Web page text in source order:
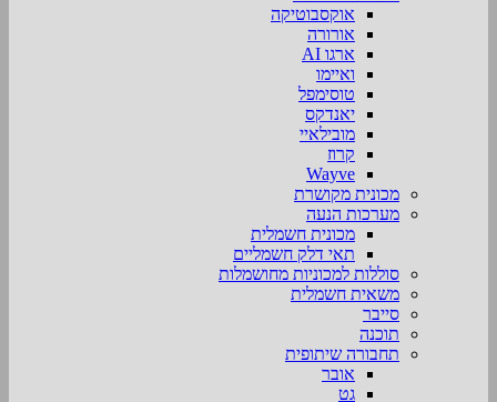
אוקסבוטיקה
אורורה
ארגו AI
ואיימו
טוסימפל
יאנדקס
מובילאיי
קרוז
Wayve
מכונית מקושרת
מערכות הנעה
מכונית חשמלית
תאי דלק חשמליים
סוללות למכוניות מחושמלות
משאית חשמלית
סייבר
תוכנה
תחבורה שיתופית
אובר
גט